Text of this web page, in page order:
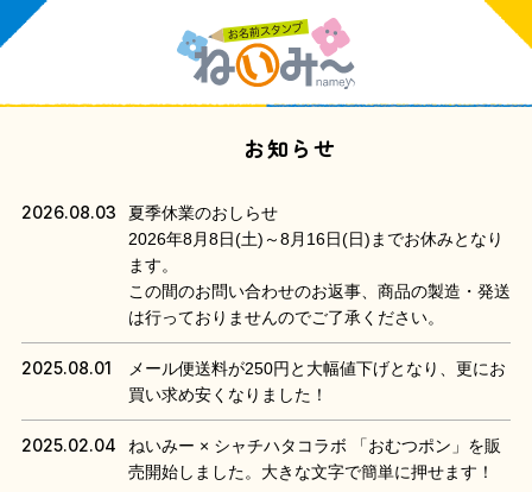
お知らせ
2026.08.03
夏季休業のおしらせ
2026年8月8日(土)～8月16日(日)までお休みとなり
ます。
この間のお問い合わせのお返事、商品の製造・発送
は行っておりませんのでご了承ください。
2025.08.01
メール便送料が250円と大幅値下げとなり、更にお
買い求め安くなりました！
2025.02.04
ねいみー × シャチハタコラボ 「おむつポン」を販
売開始しました。大きな文字で簡単に押せます！